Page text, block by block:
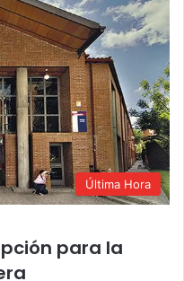
Última Hora
para la